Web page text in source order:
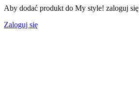
Aby dodać produkt do My style! zaloguj się
Zaloguj się